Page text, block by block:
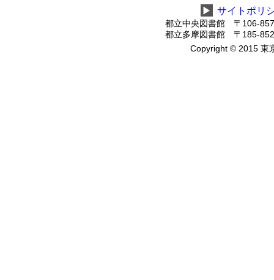
▶ サイトポリ
都立中央図書館 〒106-
都立多摩図書館 〒185-
Copyright © 2015 東